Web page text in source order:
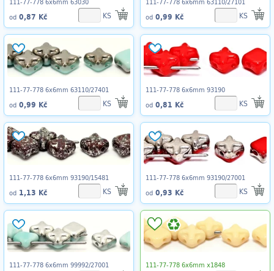
111-77-778 6x6mm 63030
od 0,87 Kč KS
111-77-778 6x6mm 63110/27101
od 0,99 Kč KS
111-77-778 6x6mm 63110/27401
od 0,99 Kč KS
111-77-778 6x6mm 93190
od 0,81 Kč KS
111-77-778 6x6mm 93190/15481
od 1,13 Kč KS
111-77-778 6x6mm 93190/27001
od 0,93 Kč KS
111-77-778 6x6mm 99992/27001
111-77-778 6x6mm x1848